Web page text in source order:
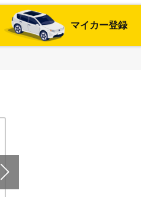
マイカー登録
(ご希望カラー備考欄